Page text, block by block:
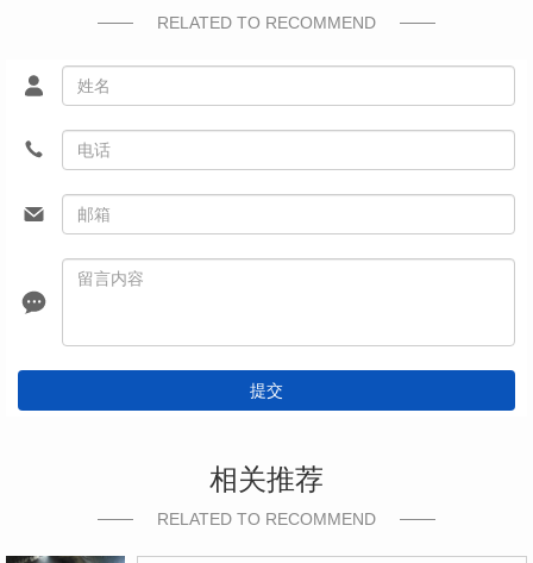
RELATED TO RECOMMEND
提交
相关推荐
RELATED TO RECOMMEND